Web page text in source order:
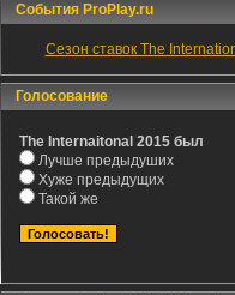
События ProPlay.ru
Сезон ставок The
Голосование
The Internaitonal 2015 был
Лучше предыдуших
Хуже предыдущих
Такой же